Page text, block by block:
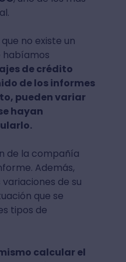
no existe un
habíamos
de crédito
de los informes
pueden variar
hayan
de la compañía
Además,
de su
que se
tipos de
calcular el